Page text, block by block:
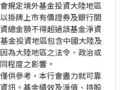
規定境外基金投資大陸地區
掛牌上市有價證券及銀行間
總金額不得超過該基金淨資
金投資地區包含中國大陸及
為大陸地區之法令、政治或
程度之影響。
供參考，本行會盡力就可靠
訊。基金績效及淨值、持股